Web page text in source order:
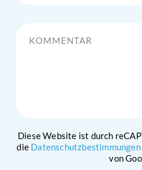
Diese Website ist durch
die Datenschutzbestimmungen
von